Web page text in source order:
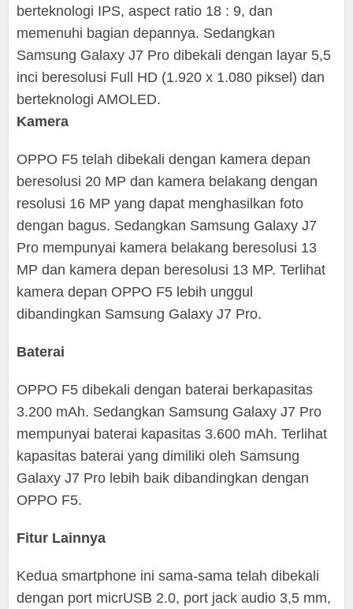
berteknologi IPS, aspect ratio 18 : 9, dan
memenuhi bagian depannya. Sedangkan
Samsung Galaxy J7 Pro dibekali dengan layar 5,5
inci beresolusi Full HD (1.920 x 1.080 piksel) dan
berteknologi AMOLED.
Kamera
OPPO F5 telah dibekali dengan kamera depan
beresolusi 20 MP dan kamera belakang dengan
resolusi 16 MP yang dapat menghasilkan foto
dengan bagus. Sedangkan Samsung Galaxy J7
Pro mempunyai kamera belakang beresolusi 13
MP dan kamera depan beresolusi 13 MP. Terlihat
kamera depan OPPO F5 lebih unggul
dibandingkan Samsung Galaxy J7 Pro.
Baterai
OPPO F5 dibekali dengan baterai berkapasitas
3.200 mAh. Sedangkan Samsung Galaxy J7 Pro
mempunyai baterai kapasitas 3.600 mAh. Terlihat
kapasitas baterai yang dimiliki oleh Samsung
Galaxy J7 Pro lebih baik dibandingkan dengan
OPPO F5.
Fitur Lainnya
Kedua smartphone ini sama-sama telah dibekali
dengan port micrUSB 2.0, port jack audio 3,5 mm,